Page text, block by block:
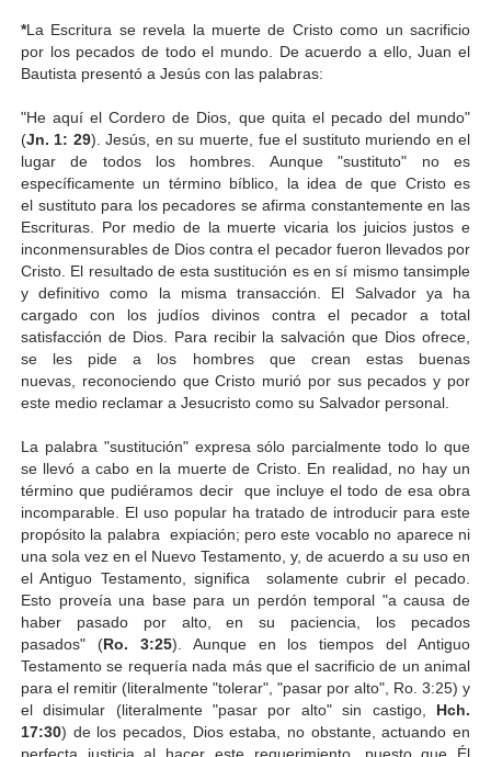
*La Escritura se revela la muerte de Cristo como un sacrificio
por los pecados de todo el mundo. De acuerdo a ello, Juan el
Bautista presentó a Jesús con las palabras:
"He aquí el Cordero de Dios, que quita el pecado del mundo"
(Jn. 1: 29). Jesús, en su muerte, fue el sustituto muriendo en el
lugar de todos los hombres. Aunque "sustituto" no es
específicamente un término bíblico, la idea de que Cristo es
el sustituto para los pecadores se afirma constantemente en las
Escrituras. Por medio de la muerte vicaria los juicios justos e
inconmensurables de Dios contra el pecador fueron llevados por
Cristo. El resultado de esta sustitución es en sí mismo tansimple
y definitivo como la misma transacción. El Salvador ya ha
cargado con los judíos divinos contra el pecador a total
satisfacción de Dios. Para recibir la salvación que Dios ofrece,
se les pide a los hombres que crean estas buenas
nuevas, reconociendo que Cristo murió por sus pecados y por
este medio reclamar a Jesucristo como su Salvador personal.
La palabra "sustitución" expresa sólo parcialmente todo lo que
se llevó a cabo en la muerte de Cristo. En realidad, no hay un
término que pudiéramos decir que incluye el todo de esa obra
incomparable. El uso popular ha tratado de introducir para este
propósito la palabra expiación; pero este vocablo no aparece ni
una sola vez en el Nuevo Testamento, y, de acuerdo a su uso en
el Antiguo Testamento, significa solamente cubrir el pecado.
Esto proveía una base para un perdón temporal "a causa de
haber pasado por alto, en su paciencia, los pecados
pasados" (Ro. 3:25). Aunque en los tiempos del Antiguo
Testamento se requería nada más que el sacrificio de un animal
para el remitir (literalmente "tolerar", "pasar por alto", Ro. 3:25) y
el disimular (literalmente "pasar por alto" sin castigo, Hch.
17:30) de los pecados, Dios estaba, no obstante, actuando en
perfecta justicia al hacer este requerimiento, puesto que Él